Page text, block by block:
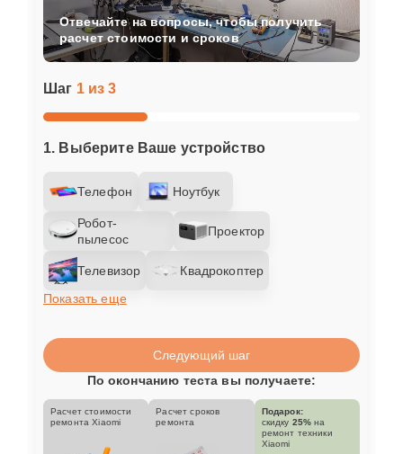
Шаг 1 из 3
1. Выберите Ваше устройство
Телефон Ноутбук
Робот-
пылесос
Проектор
Телевизор
Квадрокоптер
Показать еще
Отвечайте на вопросы, чтобы получить
расчет стоимости и сроков
Следующий шаг
По окончанию теста вы получаете:
Расчет стоимости
ремонта Xiaomi
Расчет сроков
ремонта
Подарок:
скидку 25% на
ремонт техники
Xiaomi